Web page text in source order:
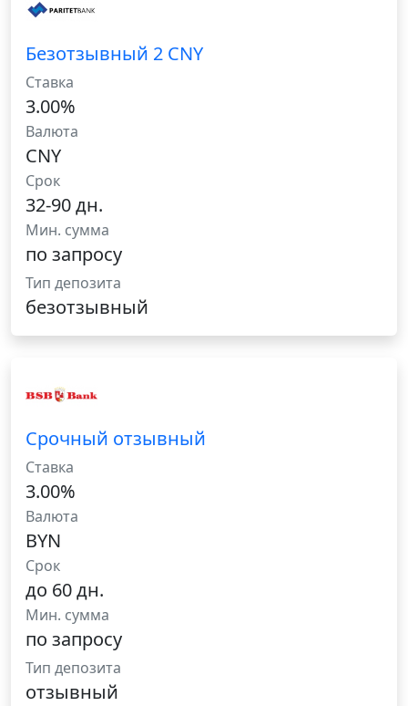
Безотзывный 2 CNY
Ставка
3.00%
Валюта
CNY
Срок
32-90 дн.
Мин. сумма
по запросу
Тип депозита
безотзывный
Срочный отзывный
Ставка
3.00%
Валюта
BYN
Срок
до 60 дн.
Мин. сумма
по запросу
Тип депозита
отзывный